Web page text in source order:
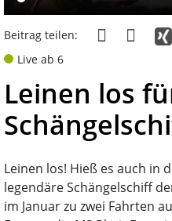
Beitrag teilen:
Live ab 6
Leinen los
Leinen los! Hieß es auch in
legendäre Schängelschiff
im Januar zu zwei Fahrten